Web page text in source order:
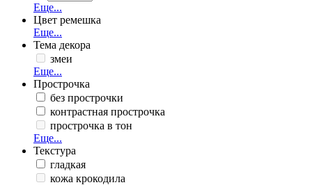
Еще...
Цвет ремешка
Еще...
Тема декора
змеи
Еще...
Прострочка
без прострочки
контрастная прострочка
прострочка в тон
Еще...
Текстура
гладкая
кожа крокодила